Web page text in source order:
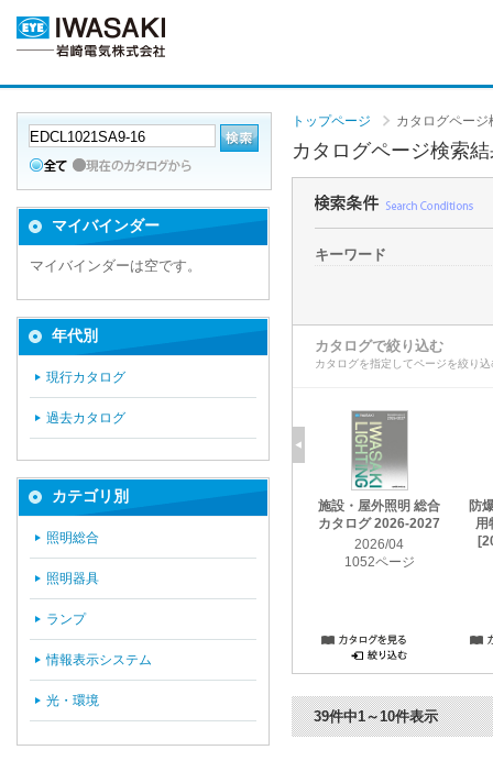
トップページ カタログページ
カタログページ検索
キーワード
カタログで絞り込む
カタログを指定してページを絞り
施設・屋外照明 総合
カタログ 2026-2027
2026/04
1052ページ
防
用
39件中1～10件表示
マイバインダー
マイバインダーは空です。
年代別
現行カタログ
過去カタログ
カテゴリ別
照明総合
照明器具
ランプ
情報表示システム
光・環境